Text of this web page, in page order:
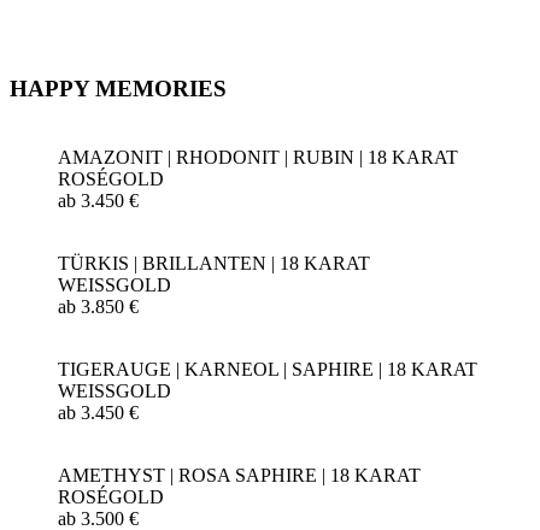
HAPPY MEMORIES
AMAZONIT | RHODONIT | RUBIN | 18 KARAT
ROSÉGOLD
ab 3.450 €
TÜRKIS | BRILLANTEN | 18 KARAT
WEISSGOLD
ab 3.850 €
TIGERAUGE | KARNEOL | SAPHIRE | 18 KARAT
WEISSGOLD
ab 3.450 €
AMETHYST | ROSA SAPHIRE | 18 KARAT
ROSÉGOLD
ab 3.500 €